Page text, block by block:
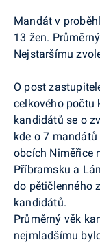
Mandát v
13 žen.
Nejstaršímu
O post
celkového počtu
kandidátů se o
kde o 7
obcích Niměřice
Příbramsku a
do pětičlenného
kandidátů.
Průměrný věk
nejmladšímu